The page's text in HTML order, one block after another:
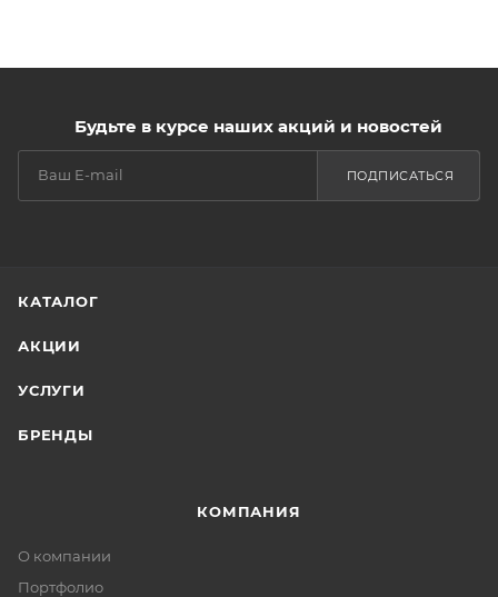
Будьте в курсе наших акций и новостей
ПОДПИСАТЬСЯ
КАТАЛОГ
АКЦИИ
УСЛУГИ
БРЕНДЫ
КОМПАНИЯ
О компании
Портфолио